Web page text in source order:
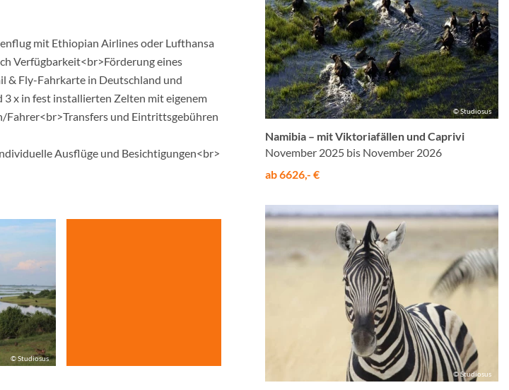
mit Ethiopian Airlines oder Lufthansa
Verfügbarkeit<br>Förderung eines
& Fly-Fahrkarte in Deutschland und
x in fest installierten Zelten mit eigenem
Fahrer<br>Transfers und Eintrittsgebühren
Ausflüge und Besichtigungen<br>
© Studiosus
© Studiosus
Namibia – mit Viktoriafällen und Caprivi
November 2025 bis November 2026
ab 6626,- €
© Studiosus